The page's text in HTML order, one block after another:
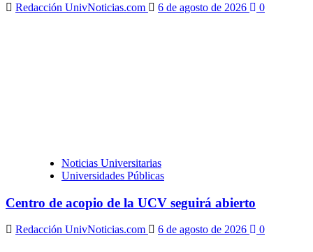
Redacción UnivNoticias.com 6 de agosto de 2026 0
Noticias Universitarias
Universidades Públicas
Centro de acopio de la UCV seguirá abierto
Redacción UnivNoticias.com 6 de agosto de 2026 0